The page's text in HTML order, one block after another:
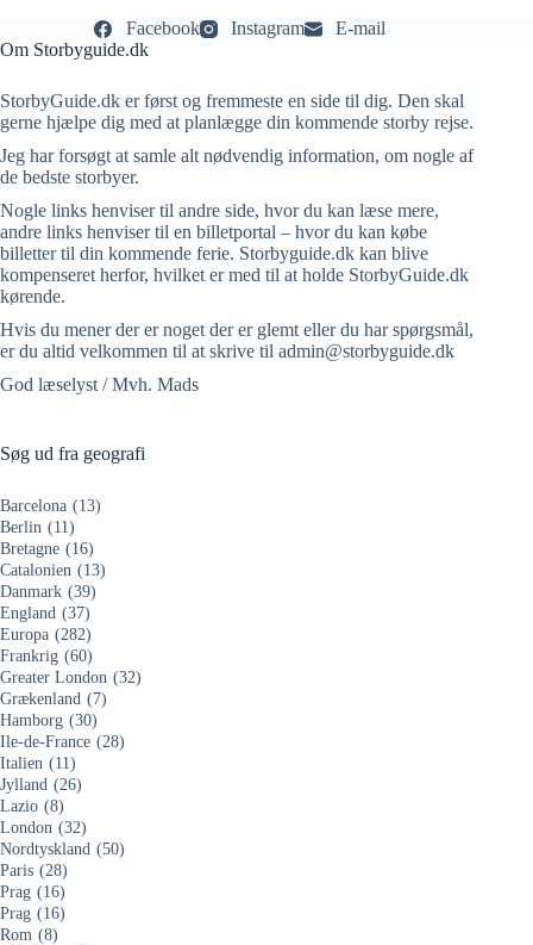
Facebook Instagram
E-mail
Om Storbyguide.dk
StorbyGuide.dk er først og fremmeste en side til dig. Den skal
gerne hjælpe dig med at planlægge din kommende storby rejse.
Jeg har forsøgt at samle alt nødvendig information, om nogle af
de bedste storbyer.
Nogle links henviser til andre side, hvor du kan læse mere,
andre links henviser til en billetportal – hvor du kan købe
billetter til din kommende ferie. Storbyguide.dk kan blive
kompenseret herfor, hvilket er med til at holde StorbyGuide.dk
kørende.
Hvis du mener der er noget der er glemt eller du har spørgsmål,
er du altid velkommen til at skrive til admin@storbyguide.dk
God læselyst / Mvh. Mads
Søg ud fra geografi
Barcelona (13)
Berlin (11)
Bretagne (16)
Catalonien (13)
Danmark (39)
England (37)
Europa (282)
Frankrig (60)
Greater London (32)
Grækenland (7)
Hamborg (30)
Ile-de-France (28)
Italien (11)
Jylland (26)
Lazio (8)
London (32)
Nordtyskland (50)
Paris (28)
Prag (16)
Prag (16)
Rom (8)